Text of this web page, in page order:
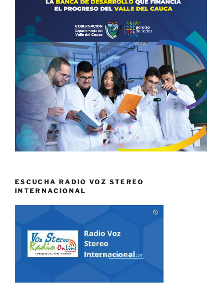
ESCUCHA RADIO VOZ STEREO
INTERNACIONAL